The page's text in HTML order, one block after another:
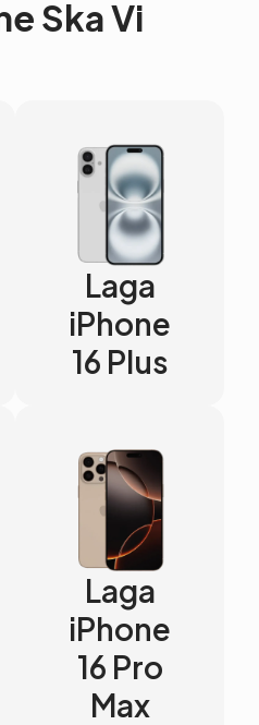
Ska Vi
Laga
iPhone
16 Plus
Laga
iPhone
16 Pro
Max